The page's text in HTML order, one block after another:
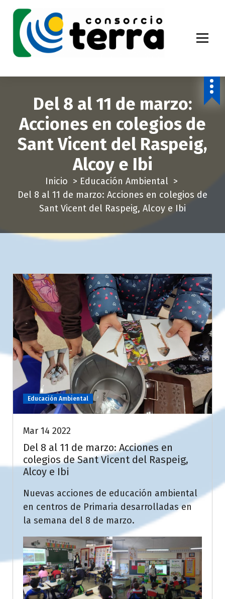
r
Del 8 al 11 de marzo:
Acciones en colegios de
Sant Vicent del Raspeig,
Alcoy e Ibi
Inicio > Educación Ambiental>
Del 8 al 11 de marzo: Acciones en colegios de
Sant Vicent del Raspeig, Alcoy e Ibi
Educación Ambiental
Mar 14 2022
Del 8 al 11 de marzo: Acciones en
colegios de Sant Vicent del Raspeig,
Alcoy e Ibi
Nuevas acciones de educación ambiental
en centros de Primaria desarrolladas en
la semana del 8 de marzo.